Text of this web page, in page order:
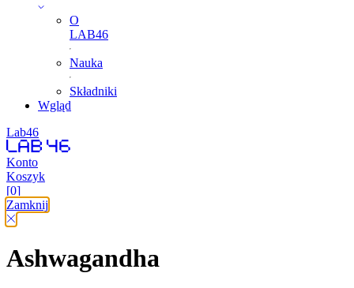
O
LAB46
Nauka
Składniki
Wgląd
Lab46
Konto
Koszyk
[0]
Zamknij
Ashwagandha